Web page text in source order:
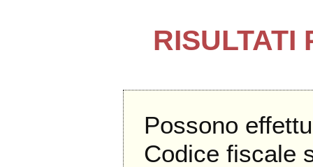
RISULTATI
Possono
Codice fiscale